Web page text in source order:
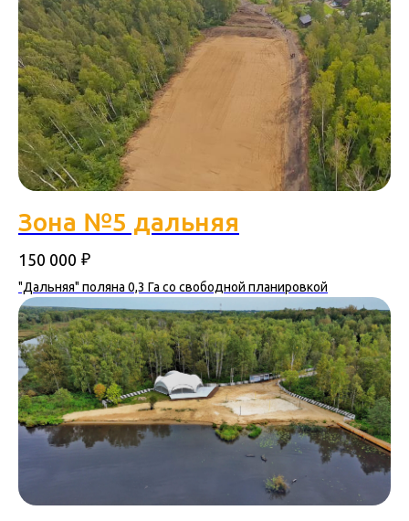
Зона №5 дальняя
150 000 ₽
"Дальняя" поляна 0,3 Га со свободной планировкой